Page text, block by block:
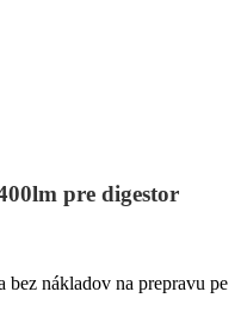
pre digestor
nákladov na prepravu pe